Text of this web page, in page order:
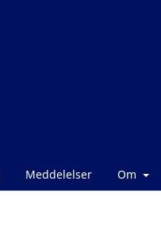
Meddelelser Om